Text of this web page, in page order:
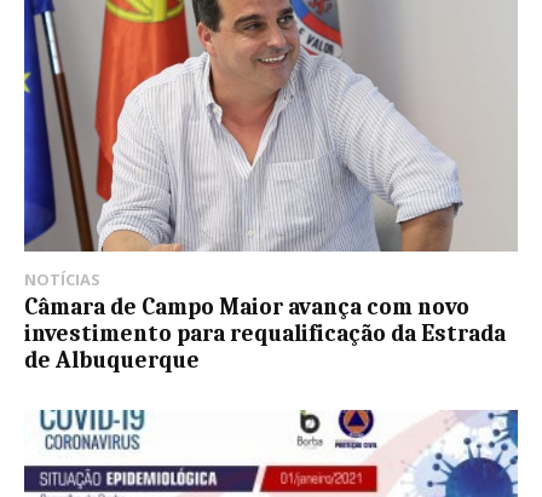
NOTÍCIAS
Câmara de Campo Maior avança com novo
investimento para requalificação da Estrada
de Albuquerque